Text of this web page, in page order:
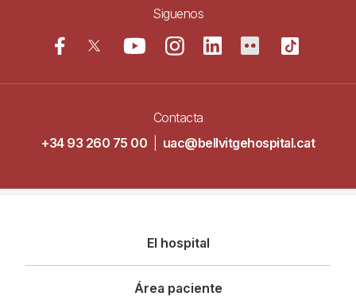
Siguenos
Contacta
+34 93 260 75 00
uac@bellvitgehospital.cat
principal
El hospital
Área paciente